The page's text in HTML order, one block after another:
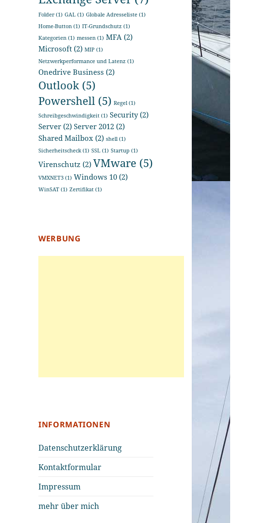
Folder (1) GAL (1) Globale Adresseliste (1)
Home-Button (1) IT-Grundschutz (1)
Kategorien (1) messen (1) MFA (2)
Microsoft (2) MIP (1)
Netzwerkperformance und Latenz (1)
Onedrive Business (2)
Outlook (5)
Powershell (5) Regel (1)
Schreibgeschwindigkeit (1) Security(2)
Server (2) Server 2012 (2)
Shared Mailbox (2) shell (1)
Sicherheitscheck (1) SSL (1) Startup (1)
Virenschutz (2) VMware (5)
VMXNET3 (1) Windows 10 (2)
WinSAT (1) Zertifikat (1)
WERBUNG
INFORMATIONEN
Datenschutzerklärung
Kontaktformular
Impressum
mehr über mich